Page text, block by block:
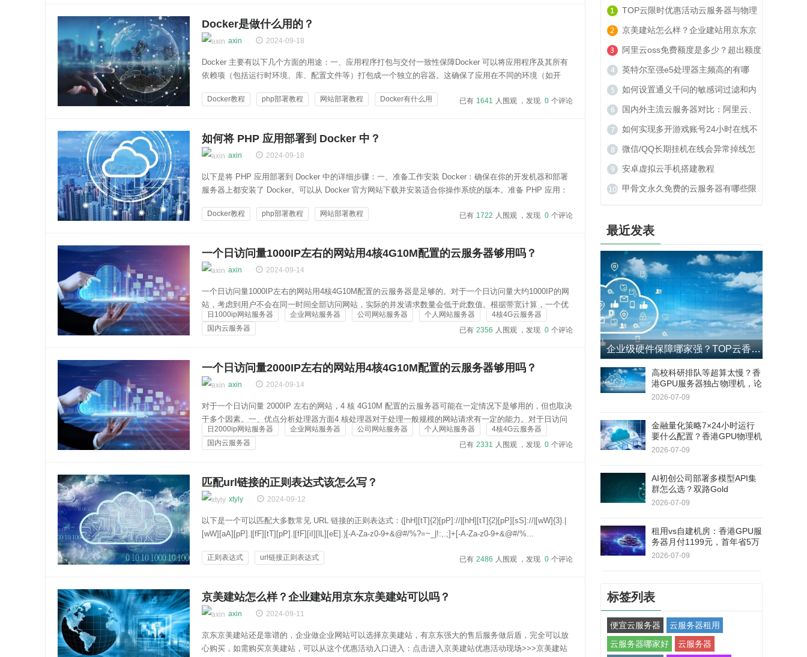
Docker是做什么用的？
axin 2024-09-18
Docker 主要有以下几个方面的用途：一、应用程序打包与交付一致性保障Docker 可以将应用程序及其所有
依赖项（包括运行时环境、库、配置文件等）打包成一个独立的容器。这确保了应用在不同的环境（如开
特定版本数据库和特定编程语言库的应用，在使用 Docker 打包后...
Docker教程 php部署教程 网站部署教程 Docker有什么用 已有 1641 人围观 ，发现 0 个评论
如何将 PHP 应用部署到 Docker 中？
axin 2024-09-18
以下是将 PHP 应用部署到 Docker 中的详细步骤：一、准备工作安装 Docker：确保在你的开发机器和部署
服务器上都安装了 Docker。可以从 Docker 官方网站下载并安装适合你操作系统的版本。准备 PHP 应用：
下创建一个名为...
Docker教程 php部署教程 网站部署教程 已有 1722 人围观 ，发现 0 个评论
一个日访问量1000IP左右的网站用4核4G10M配置的云服务器够用吗？
axin 2024-09-14
一个日访问量1000IP左右的网站用4核4G10M配置的云服务器是足够的。对于一个日访问量大约1000IP的网
站，考虑到用户不会在同一时间全部访问网站，实际的并发请求数量会低于此数值。根据带宽计算，一个优
化后的网页大小假设为30KB，10M带宽的理论最大下载速度为1280KB/s，可以支持每秒大约42个并发连
接。即使考虑到8秒原则（即用户在网页加载超过8秒后...
日1000ip网站服务器 企业网站服务器 公司网站服务器 个人网站服务器
4核4G云服务器
国内云服务器
已有 2356 人围观 ，发现 0 个评论
一个日访问量2000IP左右的网站用4核4G10M配置的云服务器够用吗？
axin 2024-09-14
对于一个日访问量 2000IP 左右的网站，4 核 4G10M 配置的云服务器可能在一定情况下是够用的，但也取决
于多个因素。一、优点分析处理器方面4 核处理器对于处理一般规模的网站请求有一定的能力。对于日访问
量 2000IP 的网站，如果页面加载的计算需求不是特别高，4 核处理器可以较好地应对并发请求，快速处理
用户的访问请求，确保页面响应速度。内存方面4GB...
日2000ip网站服务器 企业网站服务器 公司网站服务器 个人网站服务器
4核4G云服务器
国内云服务器
已有 2331 人围观 ，发现 0 个评论
匹配url链接的正则表达式该怎么写？
xtyly 2024-09-12
以下是一个可以匹配大多数常见 URL 链接的正则表达式：([hH][tT]{2}[pP]://|[hH][tT]{2}[pP][sS]://|[wW]{3}.|
[wW][aA][pP].|[fF][tT][pP].|[fF][iI][lL][eE].)[-A-Za-z0-9+&@#/%?=~_|!:,.;]+[-A-Za-z0-9+&@#/%...
正则表达式 url链接正则表达式 已有 2486 人围观 ，发现 0 个评论
京美建站怎么样？企业建站用京东京美建站可以吗？
axin 2024-09-11
京东京美建站还是靠谱的，企业做企业网站可以选择京美建站，有京东强大的售后服务做后盾，完全可以放
心购买，如需购买京美建站，可以从这个优惠活动入口进入：点击进入京美建站优惠活动现场>>>京美建站
网站素材下载
一个日访问量1000IP左右的网站用4核
4G10M配置的云服务器够用吗？
2024-09-14
4G10M配置的云服务器够用吗？
2024-09-14
匹配url链接的正则表达式该怎么写？
2024-09-12
京美建站怎么样？企业建站用京东京美
TOP云限时优惠活动云服务器与物理服
务器套餐租用推荐
2024-09-08
TOP云限时优惠活动云服务器与物理
服务器套餐租用推荐
京美建站怎么样？企业建站用京东京
美建站可以吗？
阿里云oss免费额度是多少？超出额度
收费贵吗？
英特尔至强e5处理器主频高的有哪
些？
如何设置通义千问的敏感词过滤和内
容安全策略？
国内外主流云服务器对比：阿里云、
腾讯云、TOP云如何选？
如何实现多开游戏账号24小时在线不
被封号？
微信/QQ长期挂机在线会异常掉线怎
么办？
安卓虚拟云手机搭建教程
甲骨文永久免费的云服务器有哪些限
最近发表
企业级硬件保障哪家强？TOP云香港GPU服务器4小时响应+8小时更换SLA
高校科研排队等超算太慢？香
港GPU服务器独占物理机，论
文实验周期缩短60%
2026-07-09
金融量化策略7×24小时运行
要什么配置？香港GPU物理机
双路E5+RAID1，连续180天
2026-07-09
AI初创公司部署多模型API集
群怎么选？双路Gold
6138+RTX 5060Ti，40核80
2026-07-09
租用vs自建机房：香港GPU服
务器月付1199元，首年省5万
+不用自己修硬件
2026-07-09
标签列表
便宜云服务器
云服务器租用
云服务器哪家好
云服务器